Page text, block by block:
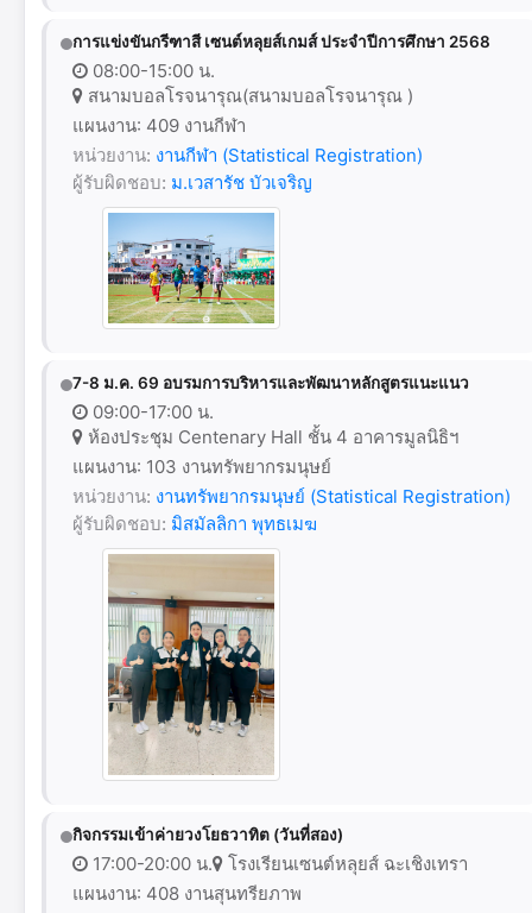
การแข่งขันกรีฑาสี เซนต์หลุยส์เกมส์ ประจำปีการศึกษา 2568
08:00-15:00 น.
สนามบอลโรจนารุณ(สนามบอลโรจนารุณ )
แผนงาน: 409 งานกีฬา
หน่วยงาน: งานกีฬา (Statistical Registration)
ผู้รับผิดชอบ: ม.เวสารัช บัวเจริญ
7-8 ม.ค. 69 อบรมการบริหารและพัฒนาหลักสูตรแนะแนว
09:00-17:00 น.
ห้องประชุม Centenary Hall ชั้น 4 อาคารมูลนิธิฯ
แผนงาน: 103 งานทรัพยากรมนุษย์
หน่วยงาน: งานทรัพยากรมนุษย์ (Statistical Registration)
ผู้รับผิดชอบ: มิสมัลลิกา พุทธเมฆ
กิจกรรมเข้าค่ายวงโยธวาทิต (วันที่สอง)
17:00-20:00 น.
โรงเรียนเซนต์หลุยส์ ฉะเชิงเทรา
แผนงาน: 408 งานสุนทรียภาพ